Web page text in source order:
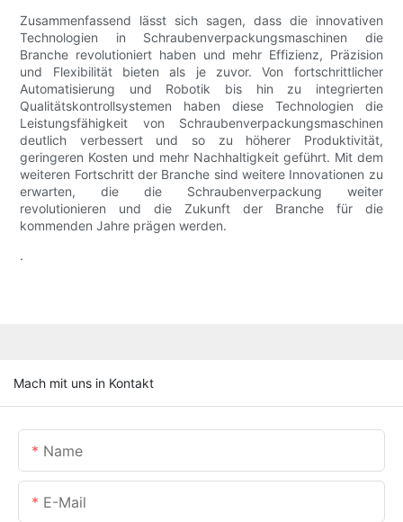
Zusammenfassend lässt sich sagen, dass die innovativen
Technologien in Schraubenverpackungsmaschinen die
Branche revolutioniert haben und mehr Effizienz, Präzision
und Flexibilität bieten als je zuvor. Von fortschrittlicher
Automatisierung und Robotik bis hin zu integrierten
Qualitätskontrollsystemen haben diese Technologien die
Leistungsfähigkeit von Schraubenverpackungsmaschinen
deutlich verbessert und so zu höherer Produktivität,
geringeren Kosten und mehr Nachhaltigkeit geführt. Mit dem
weiteren Fortschritt der Branche sind weitere Innovationen zu
erwarten, die die Schraubenverpackung weiter
revolutionieren und die Zukunft der Branche für die
kommenden Jahre prägen werden.
.
Mach mit uns in Kontakt
Name
E-Mail